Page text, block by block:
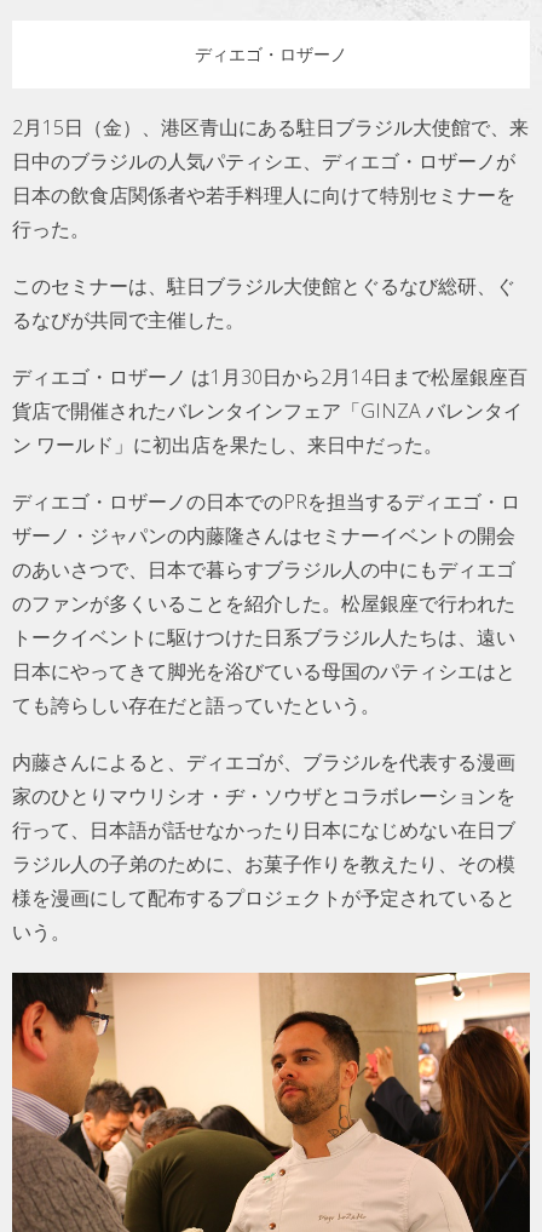
ディエゴ・ロザーノ
2月15日（金）、港区青山にある駐日ブラジル大使館で、来
日中のブラジルの人気パティシエ、ディエゴ・ロザーノが
日本の飲食店関係者や若手料理人に向けて特別セミナーを
行った。
このセミナーは、駐日ブラジル大使館とぐるなび総研、ぐ
るなびが共同で主催した。
ディエゴ・ロザーノ は1月30日から2月14日まで松屋銀座百
貨店で開催されたバレンタインフェア「GINZA バレンタイ
ン ワールド」に初出店を果たし、来日中だった。
ディエゴ・ロザーノの日本でのPRを担当するディエゴ・ロ
ザーノ・ジャパンの内藤隆さんはセミナーイベントの開会
のあいさつで、日本で暮らすブラジル人の中にもディエゴ
のファンが多くいることを紹介した。松屋銀座で行われた
トークイベントに駆けつけた日系ブラジル人たちは、遠い
日本にやってきて脚光を浴びている母国のパティシエはと
ても誇らしい存在だと語っていたという。
内藤さんによると、ディエゴが、ブラジルを代表する漫画
家のひとりマウリシオ・ヂ・ソウザとコラボレーションを
行って、日本語が話せなかったり日本になじめない在日ブ
ラジル人の子弟のために、お菓子作りを教えたり、その模
様を漫画にして配布するプロジェクトが予定されていると
いう。